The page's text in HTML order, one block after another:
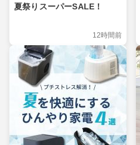
夏祭りスーパーSALE！
12時間前